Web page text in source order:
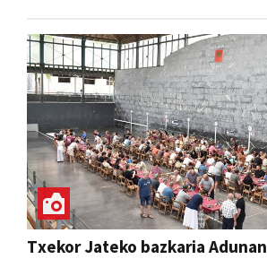
Txekor Jateko bazkaria Adunan